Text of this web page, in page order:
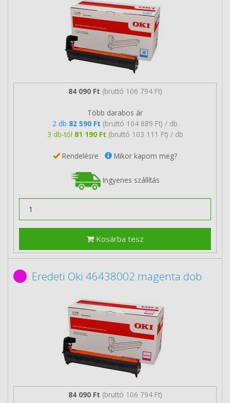
84 090 Ft (bruttó 106 794 Ft)
Több darabos ár
2 db 82 590 Ft (bruttó 104 889 Ft) / db
3 db-tól 81 190 Ft (bruttó 103 111 Ft) / db
Rendelésre Mikor kapom meg?
Ingyenes szállítás
Kosárba tesz
Eredeti Oki 46438002 magenta dob
84 090 Ft (bruttó 106 794 Ft)